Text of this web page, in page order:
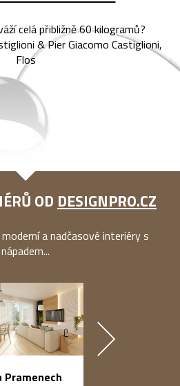
celá přibližně 60 kilogramů?
& Pier Giacomo Castiglioni,
Flos
OD DESIGNPRO.CZ
a nadčasové interiéry s
nápadem...
Pramenech